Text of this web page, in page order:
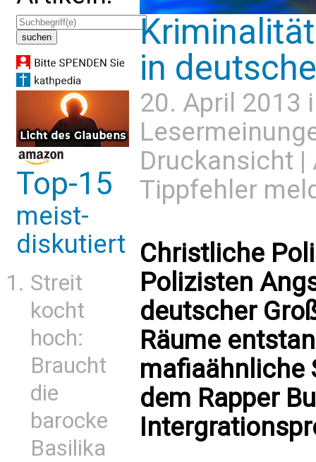
Top-15
meist-
diskutiert
Streit
kocht
hoch:
Braucht
die
barocke
Basilika
in
20. April 2013
Druckansicht |
Tippfehler
Christliche
Polizisten
deutscher
Räume
mafiaähnliche
dem Rapper